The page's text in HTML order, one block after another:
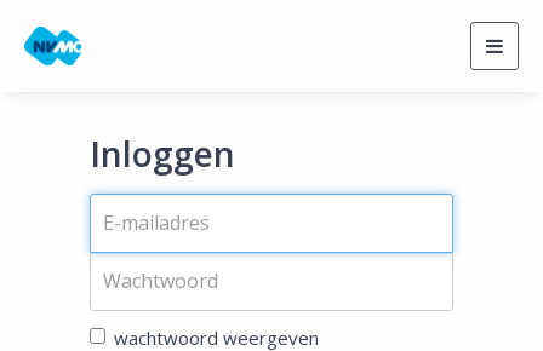
Inloggen
wachtwoord weergeven